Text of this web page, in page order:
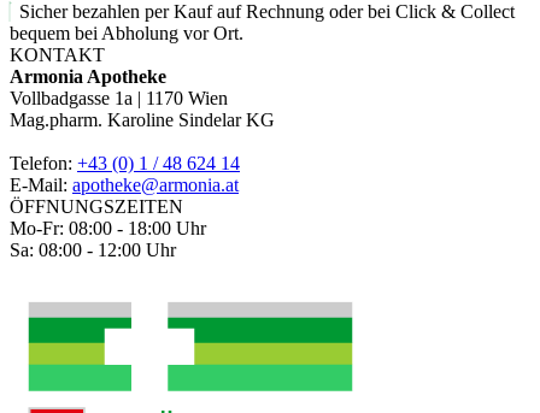
Sicher bezahlen per Kauf auf Rechnung oder bei Click & Collect
bequem bei Abholung vor Ort.
KONTAKT
Armonia Apotheke
Vollbadgasse 1a | 1170 Wien
Mag.pharm. Karoline Sindelar KG
Telefon: +43 (0) 1 / 48 624 14
E-Mail: apotheke@armonia.at
ÖFFNUNGSZEITEN
Mo-Fr: 08:00 - 18:00 Uhr
Sa: 08:00 - 12:00 Uhr